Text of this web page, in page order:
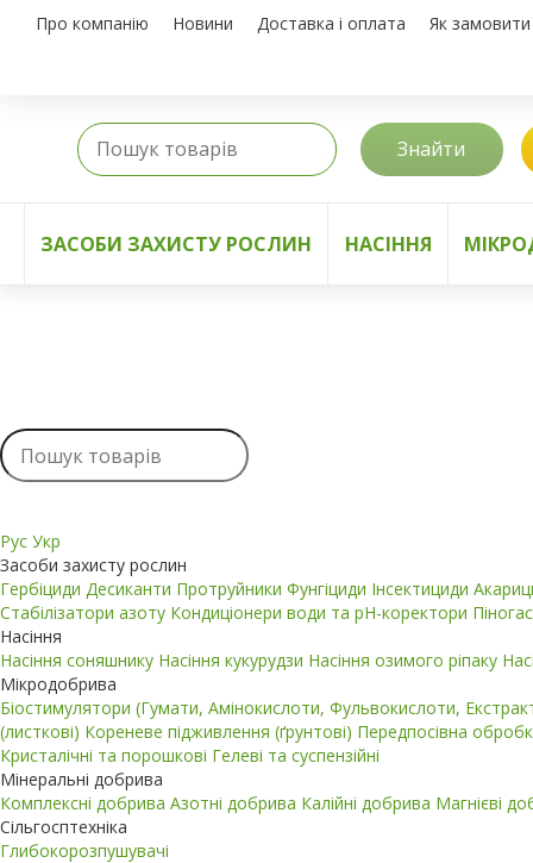
Про компанію Новини Доставка і оплата Як замовити
Знайти
ЗАСОБИ ЗАХИСТУ РОСЛИН НАСІННЯ
Рус Укр
Засоби захисту рослин
Гербіциди Десиканти Протруйники Фунгіциди Інсектициди
Стабілізатори азоту Кондиціонери води та pH-коректори
Насіння
Насіння соняшнику Насіння кукурудзи Насіння озимого ріпаку
Мікродобрива
Біостимулятори (Гумати, Амінокислоти, Фульвокислоти,
(листкові) Кореневе підживлення (ґрунтові) Передпосівна
Кристалічні та порошкові Гелеві та суспензійні
Мінеральні добрива
Комплексні добрива Азотні добрива Калійні добрива Магнієві
Сільгосптехніка
Глибокорозпушувачі